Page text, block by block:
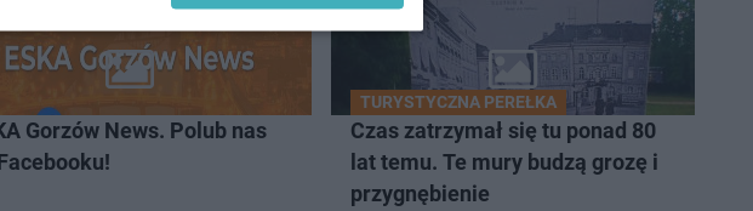
Gorzów News. Polub nas
TURYSTYCZNA PEREŁKA
Czas zatrzymał się tu ponad 80
lat temu. Te mury budzą grozę i
przygnębienie